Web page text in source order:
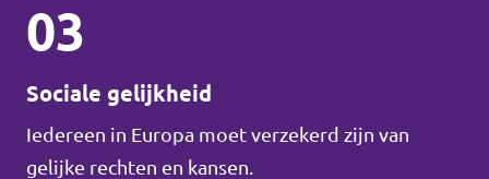
03
Sociale gelijkheid
Iedereen in Europa moet verzekerd zijn van
gelijke rechten en kansen.